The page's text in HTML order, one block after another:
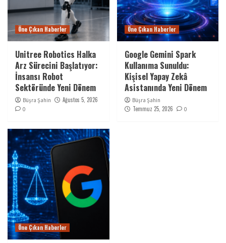
Öne Çıkan Haberler
Unitree Robotics Halka
Arz Sürecini Başlatıyor:
İnsansı Robot
Sektöründe Yeni Dönem
Büşra Şahin Ağustos 5, 2026
0
Öne Çıkan Haberler
Google Gemini Spark
Kullanıma Sunuldu:
Kişisel Yapay Zekâ
Asistanında Yeni Dönem
Büşra Şahin
Temmuz 25, 2026 0
Öne Çıkan Haberler